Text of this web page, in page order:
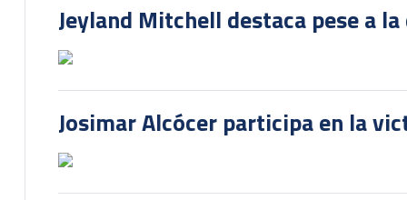
Jeyland Mitchell destaca pese a
Josimar Alcócer participa en la